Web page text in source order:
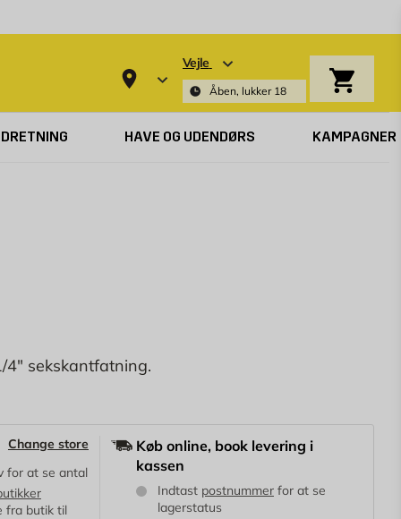
Vejle
Åben, lukker 18
HAVE OG UDENDØRS KAMPAGNER
4" sekskantfatning.
Change store
for at se antal
fra butik til
Køb online, book levering i
kassen
Indtast postnummerfor at se
lagerstatus